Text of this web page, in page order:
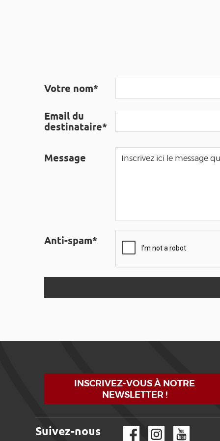
Votre nom*
Email du
destinataire*
Message
Anti-spam*
INSCRIVEZ-VOUS À NOTRE
NEWSLETTER !
Suivez-nous